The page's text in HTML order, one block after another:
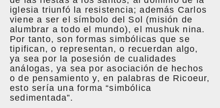
iglesia triunfó la resistencia; además Carlos
viene a ser el símbolo del Sol (misión de
alumbrar a todo el mundo), el mushuk nina.
Por tanto, son formas simbólicas que se
tipifican, o representan, o recuerdan algo,
ya sea por la posesión de cualidades
análogas, ya sea por asociación de hechos
o de pensamiento y, en palabras de Ricoeur,
esto sería una forma “simbólica
sedimentada”.